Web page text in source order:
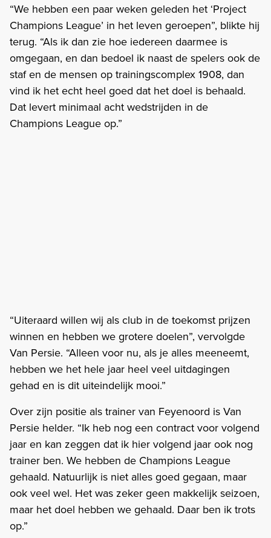
“We hebben een paar weken geleden het ‘Project
Champions League’ in het leven geroepen”, blikte hij
terug. “Als ik dan zie hoe iedereen daarmee is
omgegaan, en dan bedoel ik naast de spelers ook de
staf en de mensen op trainingscomplex 1908, dan
vind ik het echt heel goed dat het doel is behaald.
Dat levert minimaal acht wedstrijden in de
Champions League op.”
“Uiteraard willen wij als club in de toekomst prijzen
winnen en hebben we grotere doelen”, vervolgde
Van Persie. “Alleen voor nu, als je alles meeneemt,
hebben we het hele jaar heel veel uitdagingen
gehad en is dit uiteindelijk mooi.”
Over zijn positie als trainer van Feyenoord is Van
Persie helder. “Ik heb nog een contract voor volgend
jaar en kan zeggen dat ik hier volgend jaar ook nog
trainer ben. We hebben de Champions League
gehaald. Natuurlijk is niet alles goed gegaan, maar
ook veel wel. Het was zeker geen makkelijk seizoen,
maar het doel hebben we gehaald. Daar ben ik trots
op.”